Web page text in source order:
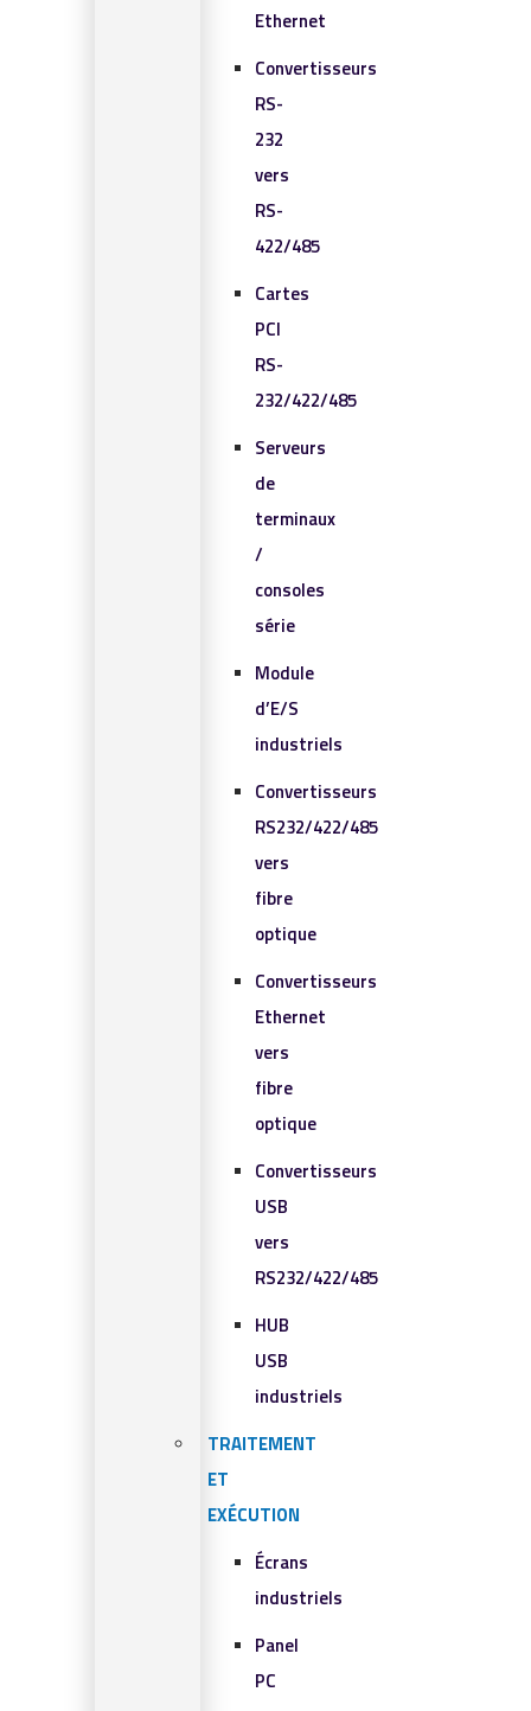
Ethernet
Convertisseurs
RS-
232
vers
RS-
422/485
Cartes
PCI
RS-
232/422/485
Serveurs
de
terminaux
/
consoles
série
Module
d’E/S
industriels
Convertisseurs
RS232/422/485
vers
fibre
optique
Convertisseurs
Ethernet
vers
fibre
optique
Convertisseurs
USB
vers
RS232/422/485
HUB
USB
industriels
TRAITEMENT
ET
EXÉCUTION
Écrans
industriels
Panel
PC